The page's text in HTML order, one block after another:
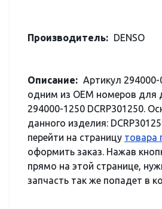
Производитель: DENSO
Описание: Артикул 294000-
одним из OEM номеров для
294000-1250 DCRP301250.
данного изделия:
перейти на страницу товара
оформить заказ. Нажав
прямо на этой странице,
запчасть так же попадет в